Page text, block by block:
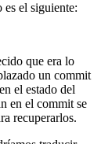
es el siguiente:
que era lo
un commit
el estado del
en el commit se
recuperarlos.